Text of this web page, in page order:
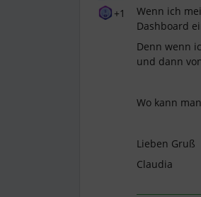
+1
Wenn ich
Dashboard
Denn wenn
und dann
Wo kann
Lieben Gruß
Claudia